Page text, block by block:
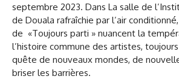
septembre 2023. Dans La salle de
de Douala rafraîchie par l’air
de «Toujours parti » nuancent la
l’histoire commune des artistes,
quête de nouveaux mondes, de
briser les barrières.